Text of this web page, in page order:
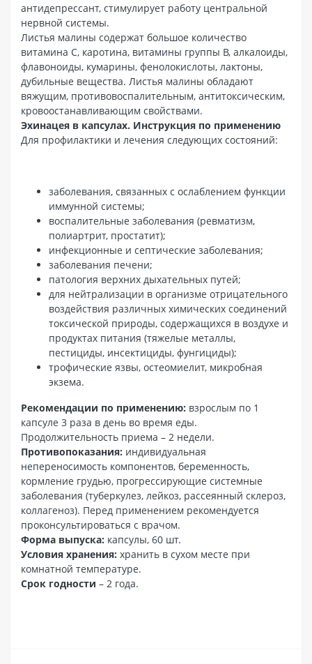
антидепрессант, стимулирует работу центральной
нервной системы.
Листья малины содержат большое количество
витамина С, каротина, витамины группы В, алкалоиды,
флавоноиды, кумарины, фенолокислоты, лактоны,
дубильные вещества. Листья малины обладают
вяжущим, противовоспалительным, антитоксическим,
кровоостанавливающим свойствами.
Эхинацея в капсулах. Инструкция по применению
Для профилактики и лечения следующих состояний:
заболевания, связанных с ослаблением функции
иммунной системы;
воспалительные заболевания (ревматизм,
полиартрит, простатит);
инфекционные и септические заболевания;
заболевания печени;
патология верхних дыхательных путей;
для нейтрализации в организме отрицательного
воздействия различных химических соединений
токсической природы, содержащихся в воздухе и
продуктах питания (тяжелые металлы,
пестициды, инсектициды, фунгициды);
трофические язвы, остеомиелит, микробная
экзема.
Рекомендации по применению: взрослым по 1
капсуле 3 раза в день во время еды.
Продолжительность приема – 2 недели.
Противопоказания: индивидуальная
непереносимость компонентов, беременность,
кормление грудью, прогрессирующие системные
заболевания (туберкулез, лейкоз, рассеянный склероз,
коллагеноз). Перед применением рекомендуется
проконсультироваться с врачом.
Форма выпуска: капсулы, 60 шт.
Условия хранения: хранить в сухом месте при
комнатной температуре.
Срок годности – 2 года.